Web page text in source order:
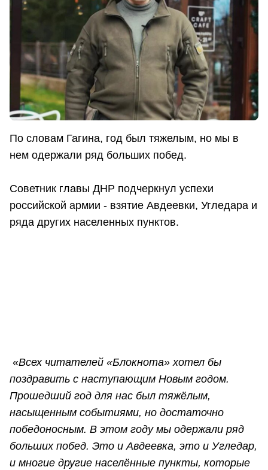
По словам Гагина, год был тяжелым, но мы в
нем одержали ряд больших побед.
Советник главы ДНР подчеркнул успехи
российской армии - взятие Авдеевки, Угледара и
ряда других населенных пунктов.
«Всех читателей «Блокнота» хотел бы
поздравить с наступающим Новым годом.
Прошедший год для нас был тяжёлым,
насыщенным событиями, но достаточно
победоносным. В этом году мы одержали ряд
больших побед. Это и Авдеевка, это и Угледар,
и многие другие населённые пункты, которые